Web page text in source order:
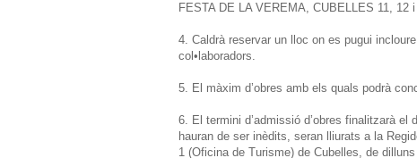
FESTA DE LA VEREMA, CUBELLES 11, 12
4. Caldrà reservar un lloc on es pugui
col•laboradors.
5. El màxim d’obres amb els quals podrà
6. El termini d’admissió d’obres finalitzarà
hauran de ser inèdits, seran lliurats a la
1 (Oficina de Turisme) de Cubelles, de